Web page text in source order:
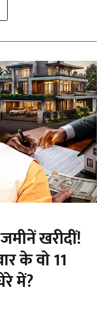
खरीदीं!
के वो 11
में?